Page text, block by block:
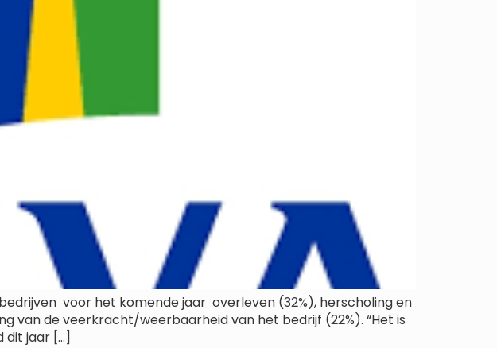
voor het komende jaar overleven (32%), herscholing en
van de veerkracht/weerbaarheid van het bedrijf (22%). “Het is
dit jaar […]